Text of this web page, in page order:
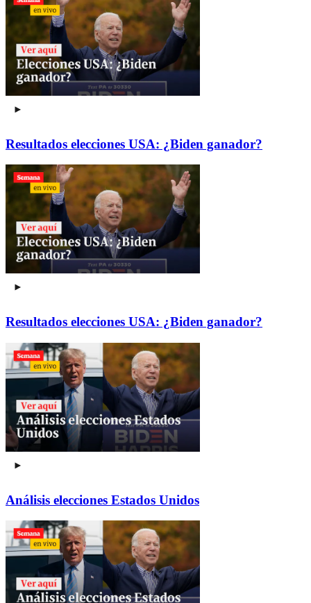
Resultados elecciones USA: ¿Biden ganador?
Resultados elecciones USA: ¿Biden ganador?
Análisis elecciones Estados Unidos